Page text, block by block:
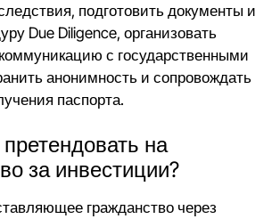
подготовить документы и
Due Diligence, организовать
с государственными
анонимность и сопровождать
паспорта.
на
за инвестиции?
гражданство через